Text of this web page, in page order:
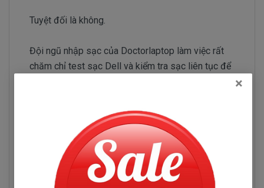
Tuyệt đối là không.
Đội ngũ nhập sạc của Doctorlaptop làm việc rất
chăm chỉ test sạc Dell và kiểm tra sạc liên tục để
chỉ tuyển chọn những nhà phân phối sạc có uy tín và×